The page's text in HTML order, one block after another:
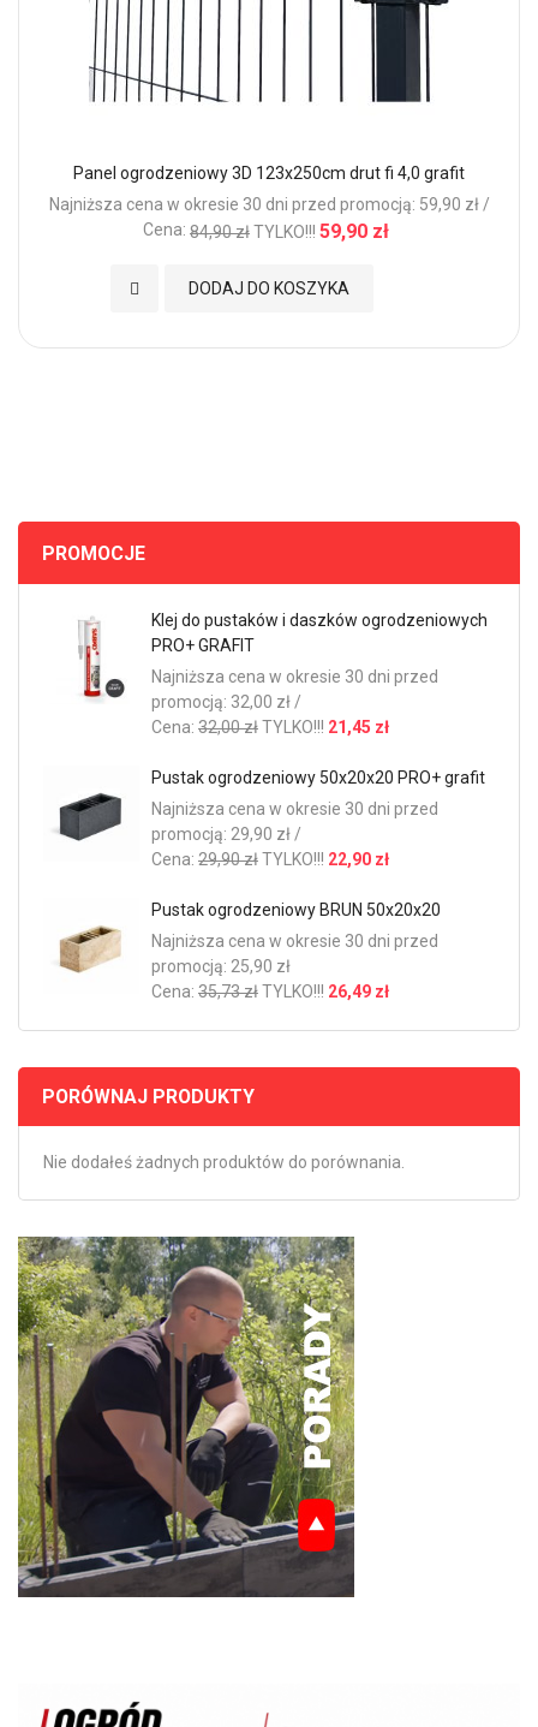
Panel ogrodzeniowy 3D 123x250cm drut fi 4,0 grafit
Najniższa cena w okresie 30 dni przed promocją: 59,90 zł /
Cena: 84,90 złTYLKO!!! 59,90 zł
DODAJ DO KOSZYKA
Dodaj do Ulubionych
PROMOCJE
Klej do pustaków i daszków ogrodzeniowych
PRO+ GRAFIT
Najniższa cena w okresie 30 dni przed
promocją: 32,00 zł /
Cena: 32,00 złTYLKO!!! 21,45 zł
Pustak ogrodzeniowy 50x20x20 PRO+ grafit
Najniższa cena w okresie 30 dni przed
promocją: 29,90 zł /
Cena: 29,90 złTYLKO!!! 22,90 zł
Pustak ogrodzeniowy BRUN 50x20x20
Najniższa cena w okresie 30 dni przed
promocją: 25,90 zł
Cena: 35,73 złTYLKO!!! 26,49 zł
PORÓWNAJ PRODUKTY
Nie dodałeś żadnych produktów do porównania.